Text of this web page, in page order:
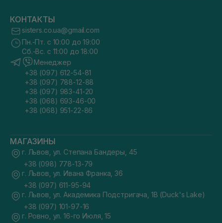
КОНТАКТЫ
sisters.co.ua@gmail.com
Пн.-Пт. с 10:00 до 19:00
Сб.-Вс. с 11:00 до 18:00
Менеджер
+38 (097) 612-54-81
+38 (097) 788-12-88
+38 (097) 983-41-20
+38 (068) 693-46-00
+38 (068) 951-22-86
МАГАЗИНЫ
г. Львов, ул. Степана Бандеры, 45
+38 (098) 778-13-79
г. Львов, ул. Ивана Франка, 36
+38 (097) 611-95-94
г. Львов, ул. Академика Подстригача, 1В (Duck's Lake)
+38 (097) 101-97-16
г. Ровно, ул. 16-го Июля, 15